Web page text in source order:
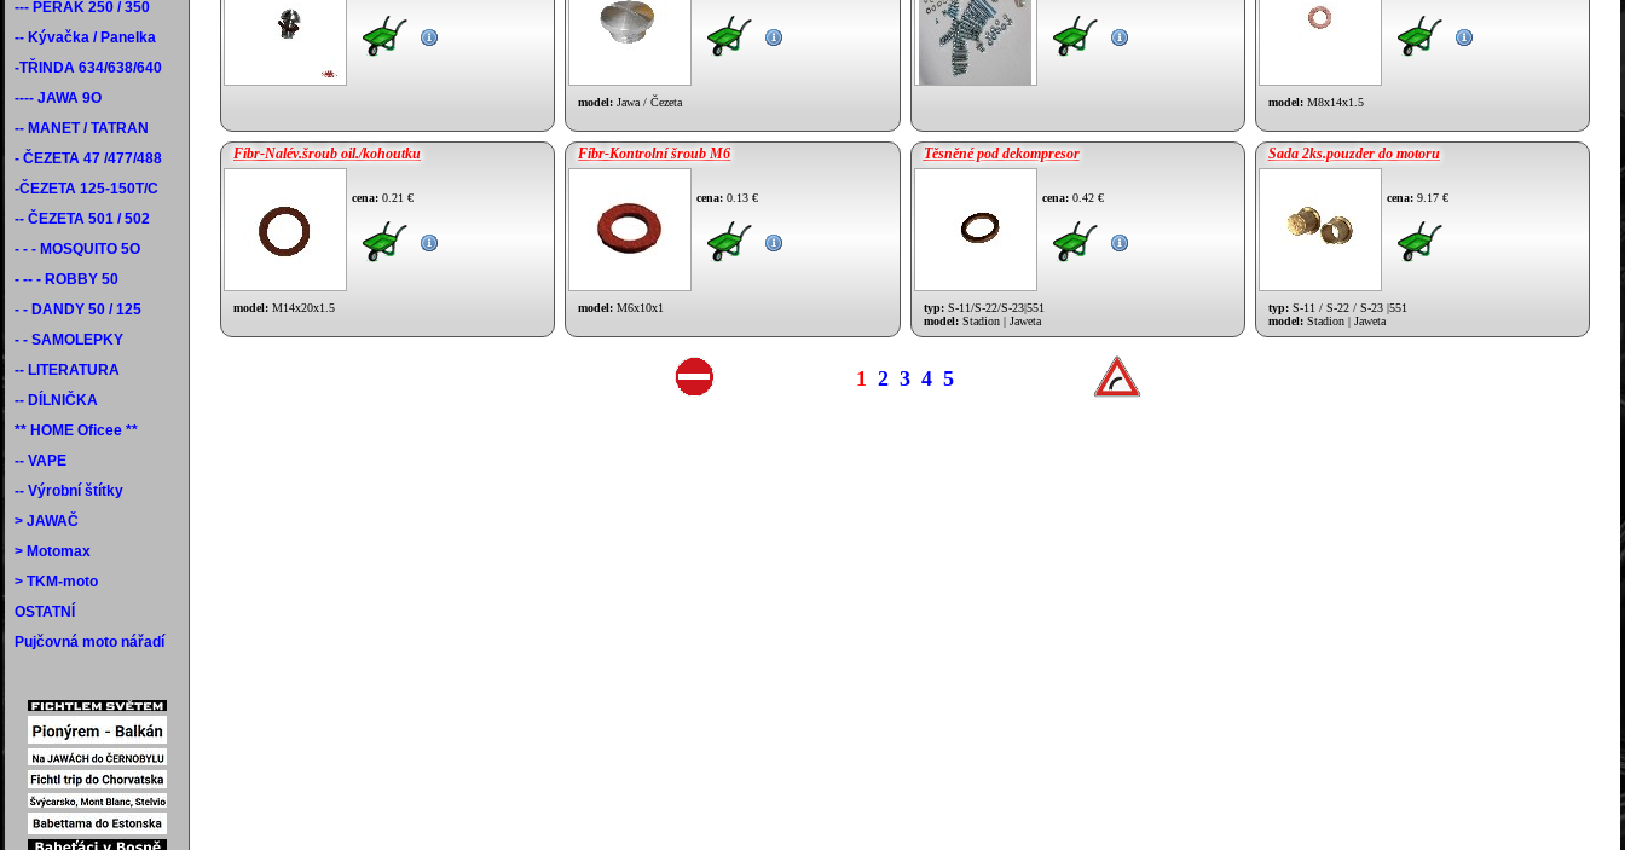
--- PÉRÁK 250 / 350
-- Kývačka / Panelka
-TŘINDA 634/638/640
---- JAWA 9O
-- MANET / TATRAN
- ČEZETA 47 /477/488
-ČEZETA 125-150T/C
-- ČEZETA 501 / 502
- - - MOSQUITO 5O
- -- - ROBBY 50
- - DANDY 50 / 125
- - SAMOLEPKY
-- LITERATURA
-- DÍLNIČKA
** HOME Oficee **
-- VAPE
-- Výrobní štítky
> JAWAČ
> Motomax
> TKM-moto
OSTATNÍ
Pujčovná moto nářadí
model: Jawa / Čezeta model:M8x14x1.5
Fíbr-Nalév.šroub oil./kohoutku
cena: 0.21 €
model: M14x20x1.5
Fíbr-Kontrolní šroub M6
cena: 0.13 €
model: M6x10x1
Těsněné pod dekompresor
cena:0.42 €
typ:S-11/S-22/S-23|551
model:Stadion | Jaweta
Sada 2ks.pouzder do motoru
cena:9.17 €
typ:S-11 / S-22 / S-23 |551
model:Stadion | Jaweta
1 2 3 4 5